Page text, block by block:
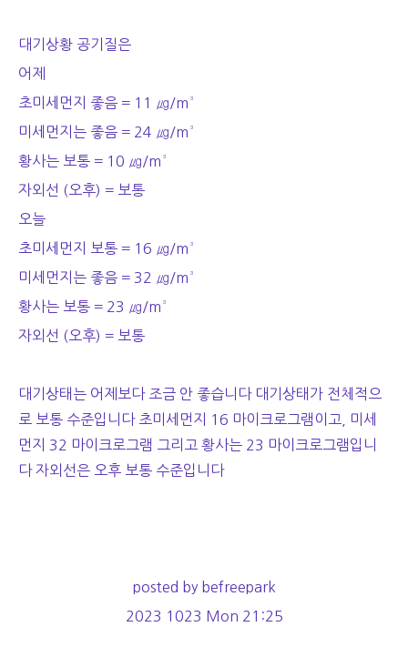
대기상황 공기질은
어제
초미세먼지 좋음 = 11 ㎍/m³
미세먼지는 좋음 = 24 ㎍/m³
황사는 보통 = 10 ㎍/m³
자외선 (오후) = 보통
오늘
초미세먼지 보통 = 16 ㎍/m³
미세먼지는 좋음 = 32 ㎍/m³
황사는 보통 = 23 ㎍/m³
자외선 (오후) = 보통
대기상태는 어제보다 조금 안 좋습니다 대기상태가 전체적으
로 보통 수준입니다 초미세먼지 16 마이크로그램이고, 미세
먼지 32 마이크로그램 그리고 황사는 23 마이크로그램입니
다 자외선은 오후 보통 수준입니다
posted by befreepark
2023 1023 Mon 21:25